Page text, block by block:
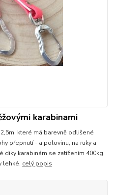
karabinami
které má barevně odlišené
přepnutí - a polovinu, na ruky a
karabinám se zatížením 400kg.
lehké. celý popis